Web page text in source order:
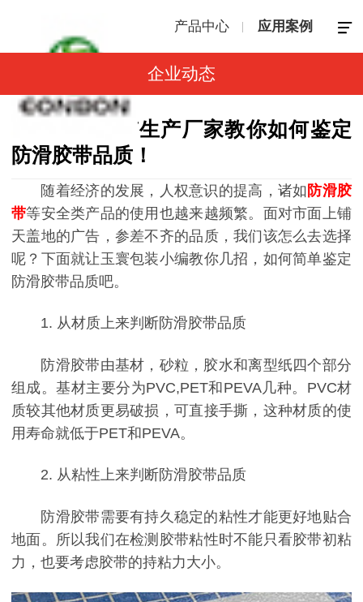
产品中心 应用案例
企业动态
玉寰防滑胶带生产厂家教你如何鉴定
防滑胶带品质！
随着经济的发展，人权意识的提高，诸如 防滑胶
带等安全类产品的使用也越来越频繁。面对市面上铺
天盖地的广告，参差不齐的品质，我们该怎么去选择
呢？下面就让玉寰包装小编教你几招，如何简单鉴定
防滑胶带品质吧。
1. 从材质上来判断防滑胶带品质
防滑胶带由基材，砂粒，胶水和离型纸四个部分
组成。基材主要分为PVC,PET和PEVA几种。PVC材
质较其他材质更易破损，可直接手撕，这种材质的使
用寿命就低于PET和PEVA。
2. 从粘性上来判断防滑胶带品质
防滑胶带需要有持久稳定的粘性才能更好地贴合
地面。所以我们在检测胶带粘性时不能只看胶带初粘
力，也要考虑胶带的持粘力大小。